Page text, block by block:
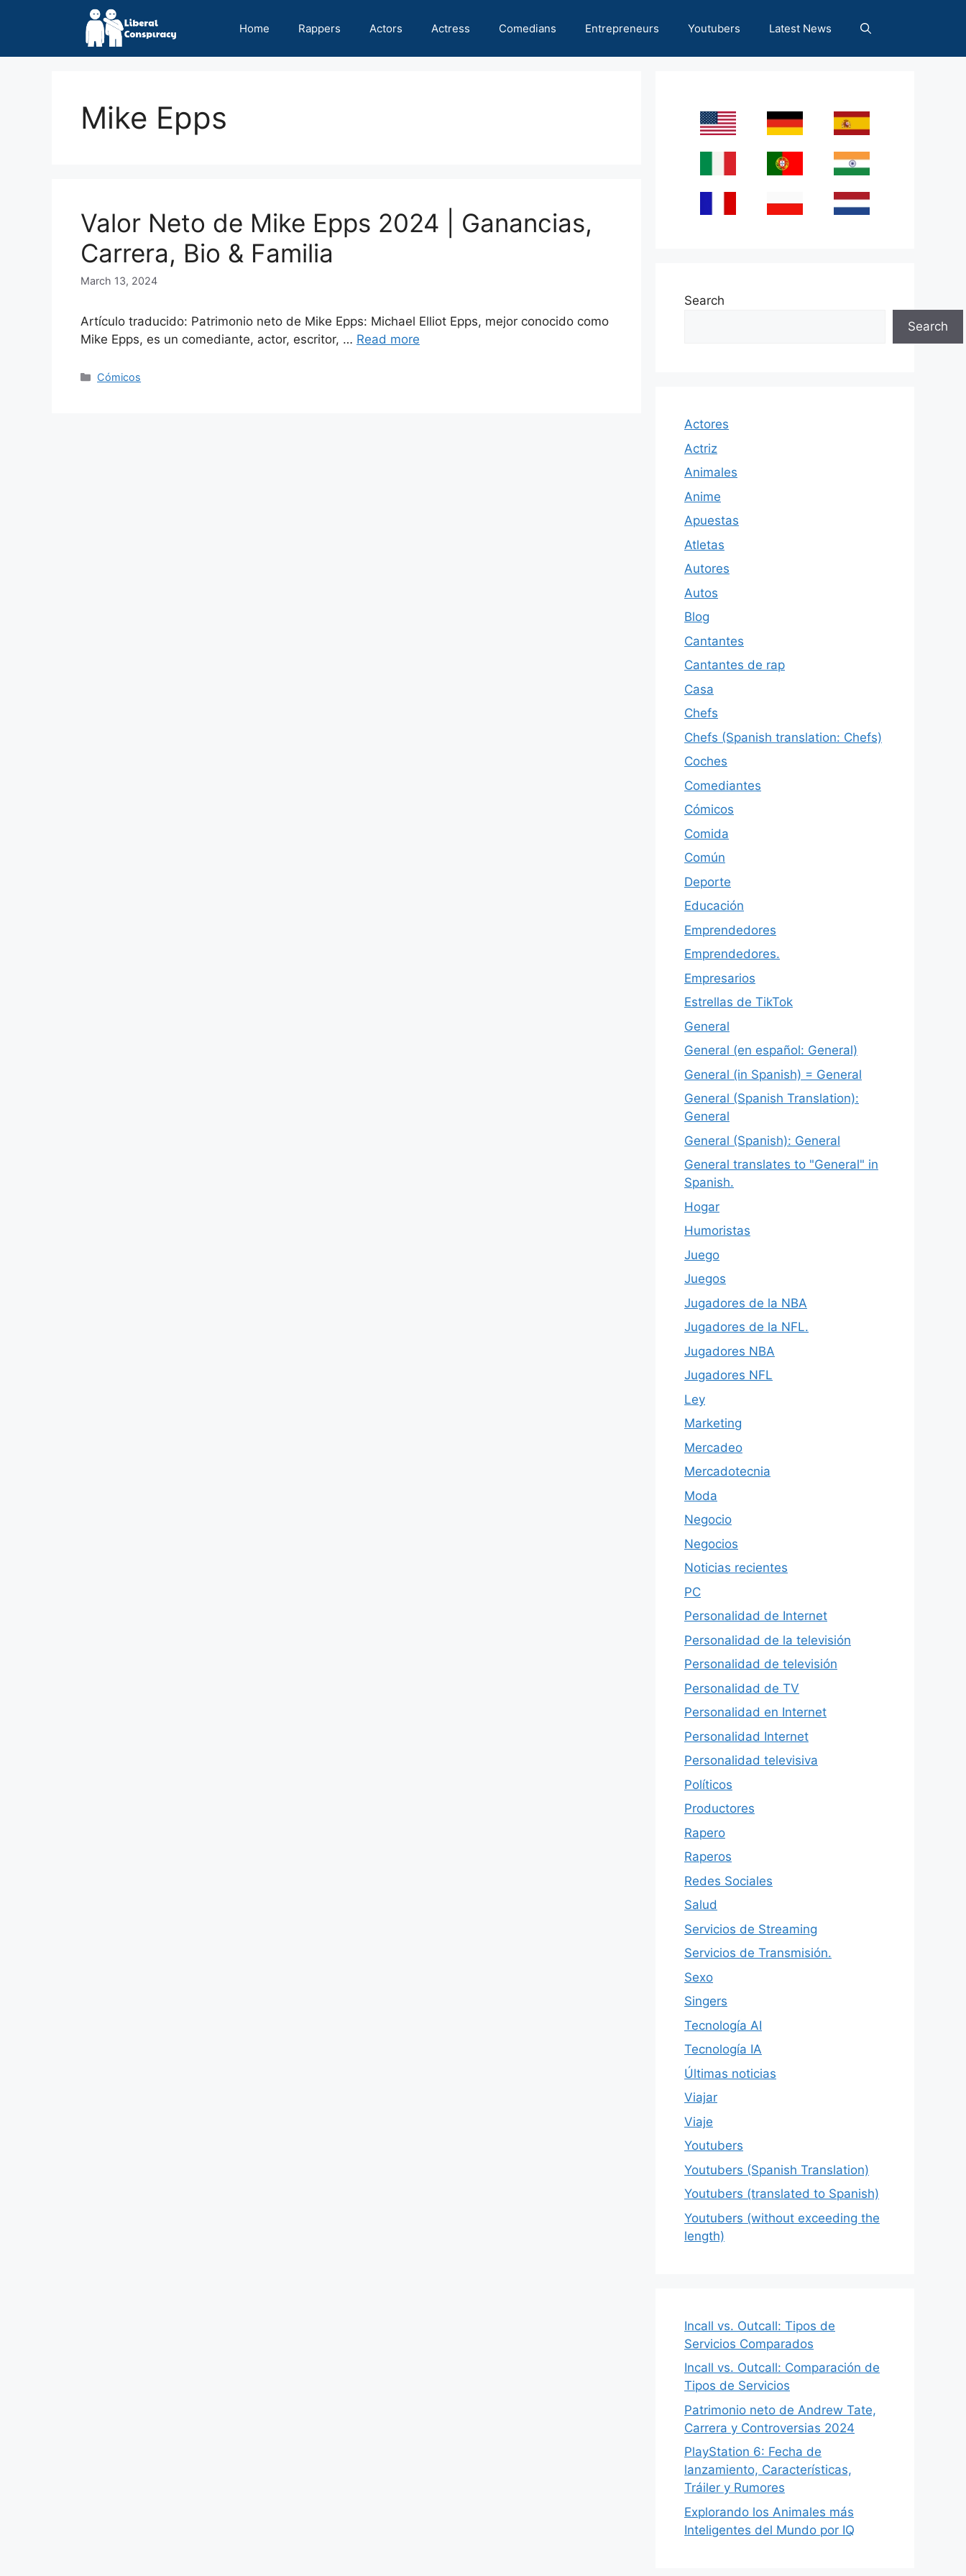
Home Rappers Actors Actress Comedians Entrepreneurs Youtubers Latest News
Mike Epps
Valor Neto de Mike Epps 2024 | Ganancias,
Carrera, Bio & Familia
March 13, 2024
Artículo traducido: Patrimonio neto de Mike Epps: Michael Elliot Epps, mejor conocido como
Mike Epps, es un comediante, actor, escritor, … Read more
Categories
Cómicos
Search
Search
Actores
Actriz
Animales
Anime
Apuestas
Atletas
Autores
Autos
Blog
Cantantes
Cantantes de rap
Casa
Chefs
Chefs (Spanish translation: Chefs)
Coches
Comediantes
Cómicos
Comida
Común
Deporte
Educación
Emprendedores
Emprendedores.
Empresarios
Estrellas de TikTok
General
General (en español: General)
General (in Spanish) = General
General (Spanish Translation):
General
General (Spanish): General
General translates to "General" in
Spanish.
Hogar
Humoristas
Juego
Juegos
Jugadores de la NBA
Jugadores de la NFL.
Jugadores NBA
Jugadores NFL
Ley
Marketing
Mercadeo
Mercadotecnia
Moda
Negocio
Negocios
Noticias recientes
PC
Personalidad de Internet
Personalidad de la televisión
Personalidad de televisión
Personalidad de TV
Personalidad en Internet
Personalidad Internet
Personalidad televisiva
Políticos
Productores
Rapero
Raperos
Redes Sociales
Salud
Servicios de Streaming
Servicios de Transmisión.
Sexo
Singers
Tecnología AI
Tecnología IA
Últimas noticias
Viajar
Viaje
Youtubers
Youtubers (Spanish Translation)
Youtubers (translated to Spanish)
Youtubers (without exceeding the
length)
Incall vs. Outcall: Tipos de
Servicios Comparados
Incall vs. Outcall: Comparación de
Tipos de Servicios
Patrimonio neto de Andrew Tate,
Carrera y Controversias 2024
PlayStation 6: Fecha de
lanzamiento, Características,
Tráiler y Rumores
Explorando los Animales más
Inteligentes del Mundo por IQ